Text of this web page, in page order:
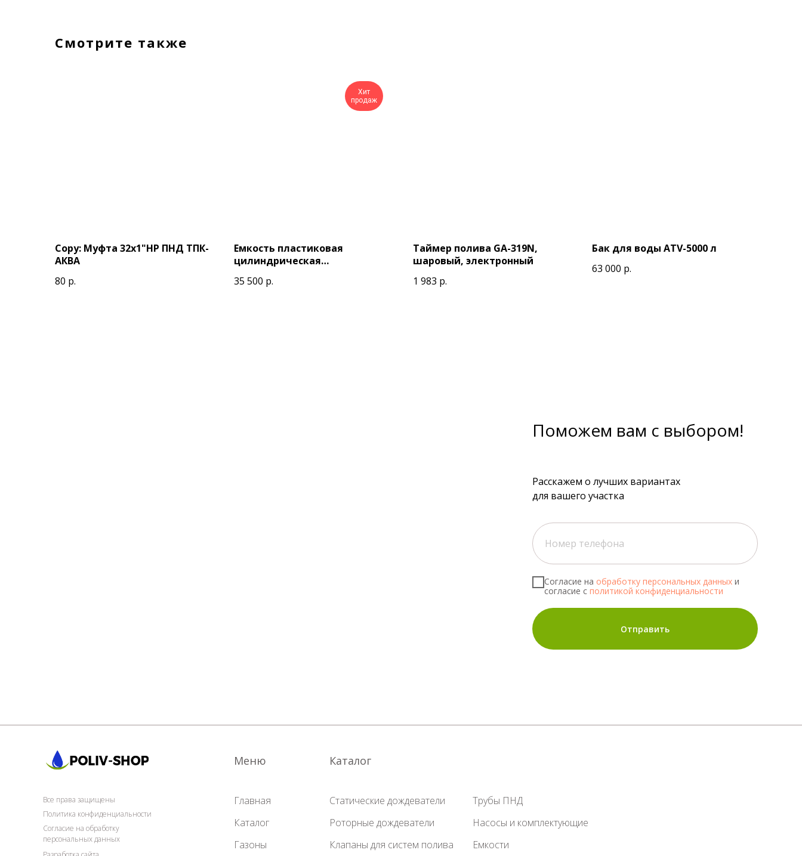
Смотрите также
Copy: Муфта 32х1"НР ПНД ТПК-
АКВА
80 р.
Хит
продаж
Емкость пластиковая
цилиндрическая
техническая
35 500 р.
Таймер полива GA-319N,
шаровый, электронный
1 983 р.
Бак для воды ATV-5000 л
63 000 р.
Согласие на обработку персональных данных и
согласие с политикой конфиденциальности
Отправить
Поможем вам с выбором!
Расскажем о лучших вариантах
для вашего участка
Главная
Все права защищены
Политика конфиденциальности
Согласие на обработку
персональных данных
Каталог
Газоны
Статические дождеватели
Роторные дождеватели
Клапаны для систем полива
Меню Каталог
Трубы ПНД
Насосы и комплектующие
Емкости